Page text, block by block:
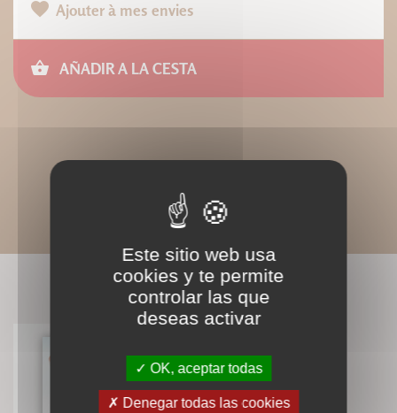
Ajouter à mes envies
AÑADIR A LA CESTA
LIVRES ASSOCIÉS
Étude biaisée
Alexis Clapin
Este sitio web usa
cookies y te permite
controlar las que
deseas activar
OK, aceptar todas
Denegar todas las cookies